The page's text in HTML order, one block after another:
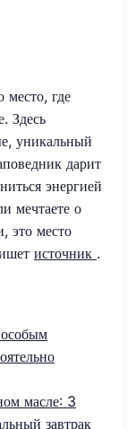
где
Здесь
уникальный
дарит
энергией
мечтаете о
это место
источник .
масле: 3
завтрак